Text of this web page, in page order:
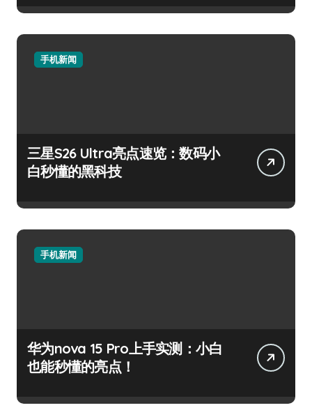
手机新闻
三星S26 Ultra亮点速览：数码小
白秒懂的黑科技
手机新闻
华为nova 15 Pro上手实测：小白
也能秒懂的亮点！